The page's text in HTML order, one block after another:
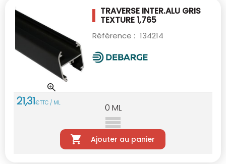
TRAVERSE INTER.ALU GRIS
TEXTURE 1,765
Référence : 134214
21,31€TTC / ML 0 ML
Ajouter au panier